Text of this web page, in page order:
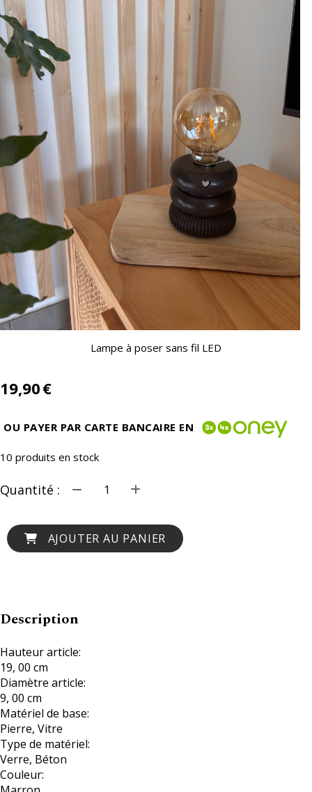
Lampe à poser sans fil LED
19,90€
OU PAYER PAR CARTE BANCAIRE EN
10 produits en stock
Quantité :
AJOUTER AU PANIER
Description
Hauteur article:
19, 00 cm
Diamètre article:
9, 00 cm
Matériel de base:
Pierre, Vitre
Type de matériel:
Verre, Béton
Couleur: